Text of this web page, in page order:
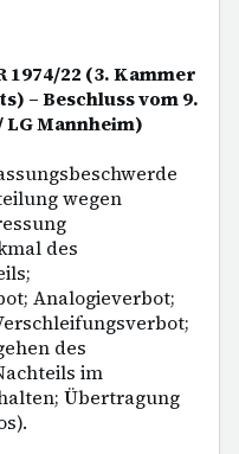
1974/22 (3. Kammer
– Beschluss vom 9.
LG Mannheim)
wegen
des
Analogieverbot;
des
im
Übertragung